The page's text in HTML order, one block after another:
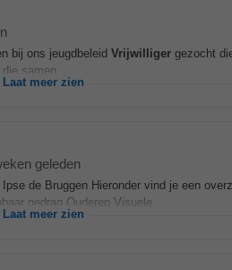
bij ons jeugdbeleid Vrijwilliger gezocht
die samen...
Laat meer zien
geleden
de Bruggen Hieronder vind je een
gedrag Ouderen Visuele...
Laat meer zien